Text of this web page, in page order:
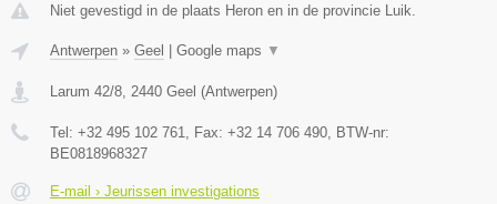
Niet gevestigd in de plaats Heron en in de provincie Luik.
Antwerpen » Geel | Google maps ▼
Larum 42/8 2440 Geel (Antwerpen)
Tel: +32 495 102 761 , Fax: +32 14 706 490 , BTW-nr:
BE0818968327
E-mail › Jeurissen investigations